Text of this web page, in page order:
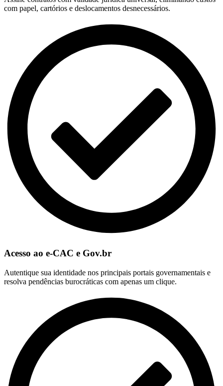
com papel, cartórios e deslocamentos desnecessários.
Acesso ao e-CAC e Gov.br
Autentique sua identidade nos principais portais governamentais e
resolva pendências burocráticas com apenas um clique.